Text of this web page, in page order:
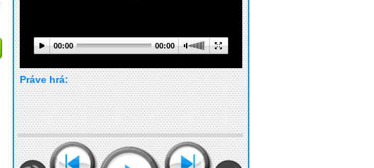
00:00 00:00
Práve hrá: